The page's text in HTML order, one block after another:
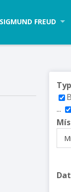
SIGMUND FREUD
...